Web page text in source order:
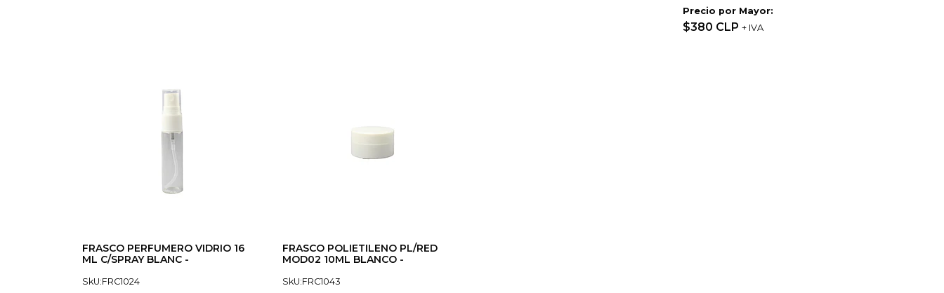
Precio por Mayor:
$380 CLP + IVA
FRASCO PERFUMERO VIDRIO 16
ML C/SPRAY BLANC -
SkU:FRC1024
FRASCO POLIETILENO PL/RED
MOD02 10ML BLANCO -
SkU:FRC1043